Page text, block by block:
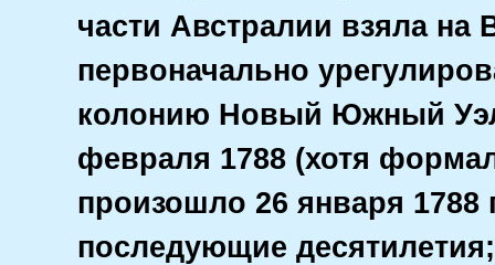
части Австралии взяла на
первоначально
колонию Новый Южный
февраля 1788 (хотя
произошло 26 января 1788
последующие